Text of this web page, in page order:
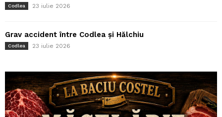
Codlea 23 iulie 2026
Grav accident între Codlea și Hălchiu
Codlea 23 iulie 2026